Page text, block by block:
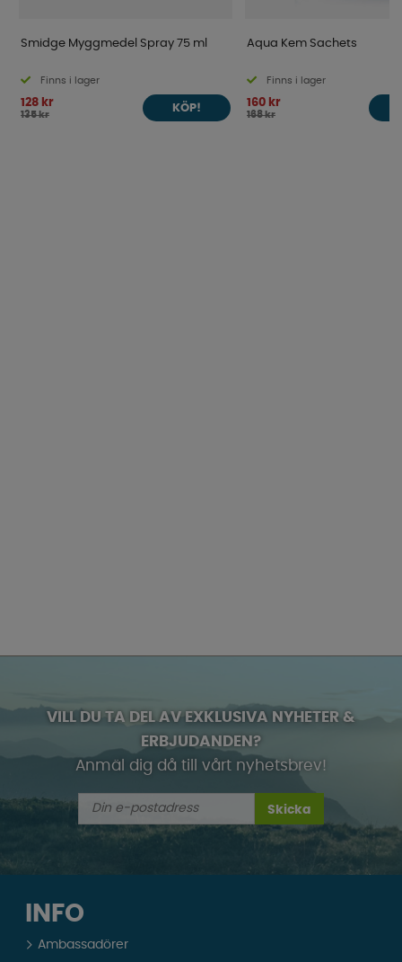
Smidge Myggmedel Spray 75 ml
Finns i lager
128 kr
135 kr
KÖP!
Aqua Kem Sachets
Finns i lager
160 kr
168 kr
VILL DU TA DEL AV EXKLUSIVA NYHETER &
ERBJUDANDEN?
Anmäl dig då till vårt nyhetsbrev!
Skicka
INFO
Ambassadörer